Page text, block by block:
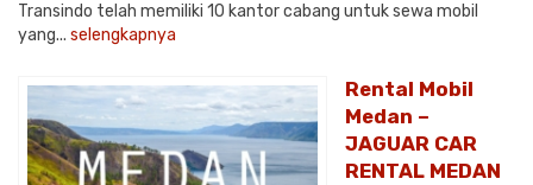
Transindo telah memiliki 10 kantor cabang untuk sewa mobil
yang... selengkapnya
Rental Mobil
Medan –
JAGUAR CAR
RENTAL MEDAN